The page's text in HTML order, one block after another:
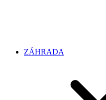
ZÁHRADA